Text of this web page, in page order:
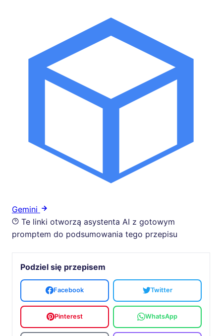
Gemini
Te linki otworzą asystenta AI z gotowym
promptem do podsumowania tego przepisu
Podziel się przepisem
Facebook Twitter
Pinterest WhatsApp